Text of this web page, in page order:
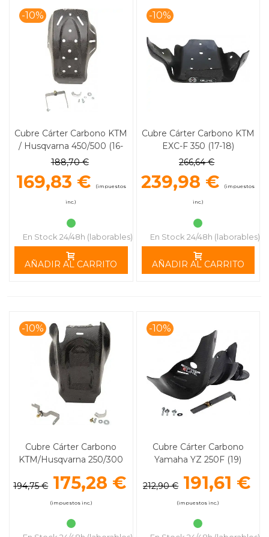
-10%
Cubre Cárter Carbono KTM
/ Husqvarna 450/500 (16-
18) MOOSE RACING
188,70 €
169,83 € (impuestos
inc.)
En Stock 24/48h (laborables)
AÑADIR AL CARRITO
-10%
Cubre Cárter Carbono KTM
EXC-F 350 (17-18)
Husqvarna FC 250/350 (16-
MOOSE RACING
266,64 €
239,98 € (impuestos
inc.)
En Stock 24/48h (laborables)
AÑADIR AL CARRITO
-10%
Cubre Cárter Carbono
KTM/Husqvarna 250/300
194,75 € 175,28 €
(impuestos inc.)
-10%
Cubre Cárter Carbono
Yamaha YZ 250F (19)
212,90 € 191,61 €
(impuestos inc.)